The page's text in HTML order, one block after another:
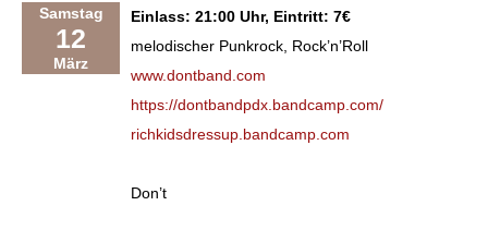
Samstag
12
März
Einlass: 21:00 Uhr, Eintritt: 7€
melodischer Punkrock, Rock’n’Roll
www.dontband.com
https://dontbandpdx.bandcamp.com/
richkidsdressup.bandcamp.com
Don’t